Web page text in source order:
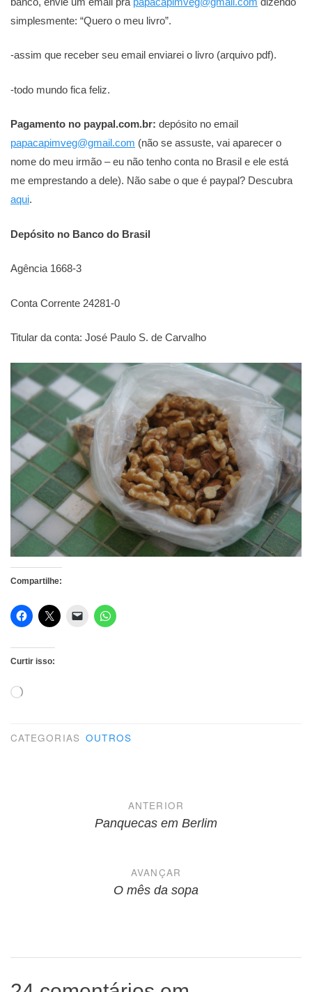
simplesmente: “Quero o meu livro”.
-assim que receber seu email enviarei o livro (arquivo pdf).
-todo mundo fica feliz.
Pagamento no paypal.com.br: depósito no email
papacapimveg@gmail.com (não se assuste, vai aparecer o
nome do meu irmão – eu não tenho conta no Brasil e ele está
me emprestando a dele). Não sabe o que é paypal? Descubra
aqui.
Depósito no Banco do Brasil
Agência 1668-3
Conta Corrente 24281-0
Titular da conta: José Paulo S. de Carvalho
Compartilhe:
Curtir isso:
Carregando...
CATEGORIAS OUTROS
NavegaçãoANTERIOR
Panquecas em Berlim
AVANÇAR
O mês da sopa